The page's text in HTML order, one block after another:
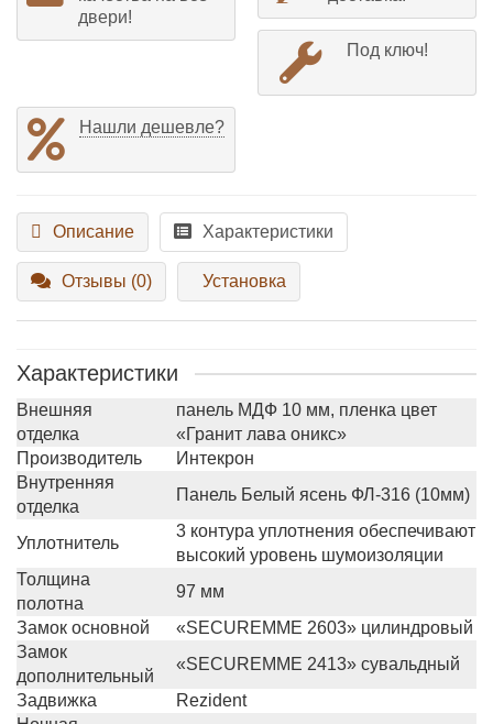
двери!
Под ключ!
Нашли дешевле?
Описание Характеристики
Отзывы (0) Установка
Характеристики
Внешняя
отделка
панель МДФ 10 мм, пленка цвет
«Гранит лава оникс»
Производитель
Интекрон
Внутренняя
отделка
Панель Белый ясень ФЛ-316 (10мм)
Уплотнитель
3 контура уплотнения обеспечивают
высокий уровень шумоизоляции
Толщина
полотна
97 мм
Замок основной
«SECUREMME 2603» цилиндровый
Замок
дополнительный
«SECUREMME 2413» сувальдный
Задвижка
Rezident